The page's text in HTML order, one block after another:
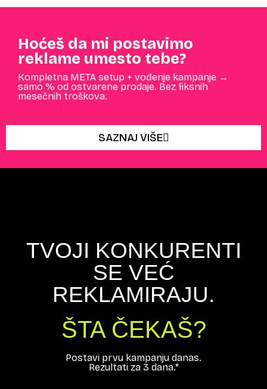
Hoćeš da mi postavimo
reklame umesto tebe?
Kompletna META setup + vođenje kampanje →
samo % od ostvarene prodaje. Bez fiksnih
mesečnih troškova.
SAZNAJ VIŠE
TVOJI KONKURENTI
SE VEĆ
REKLAMIRAJU.
ŠTA ČEKAŠ?
Postavi prvu kampanju danas.
Rezultati za 3 dana.*